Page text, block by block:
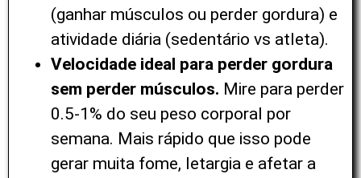
(ganhar músculos ou perder gordura) e
atividade diária (sedentário vs atleta).
Velocidade ideal para perder gordura
sem perder músculos. Mire para perder
0.5-1% do seu peso corporal por
semana. Mais rápido que isso pode
gerar muita fome, letargia e afetar a